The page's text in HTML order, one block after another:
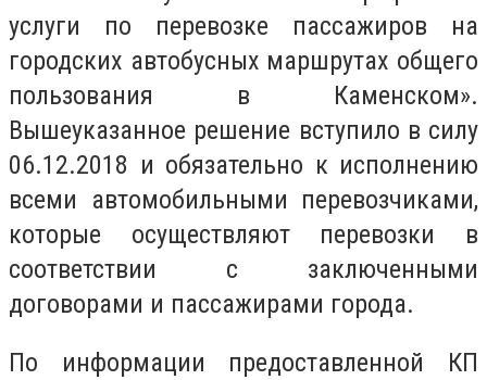
услуги по перевозке пассажиров на
городских автобусных маршрутах общего
пользования в Каменском».
Вышеуказанное решение вступило в силу
06.12.2018 и обязательно к исполнению
всеми автомобильными перевозчиками,
которые осуществляют перевозки в
соответствии с заключенными
договорами и пассажирами города.
По информации предоставленной КП